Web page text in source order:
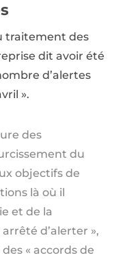
traitement des
dit avoir été
d’alertes
».
des
du
objectifs de
là où il
et de la
arrêté d’alerter »,
« accords de